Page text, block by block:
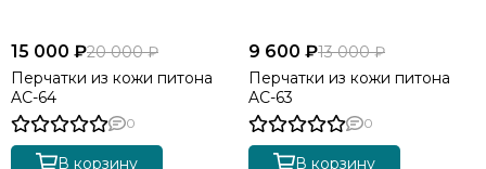
15 000 ₽20 000 ₽
Перчатки из кожи питона
AC-64
0
В корзину
9 600 ₽13 000 ₽
Перчатки из кожи питона
AC-63
0
В корзину